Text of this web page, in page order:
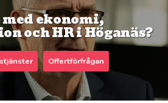
ekonomi,
och HR i Höganäs?
Offertförfrågan